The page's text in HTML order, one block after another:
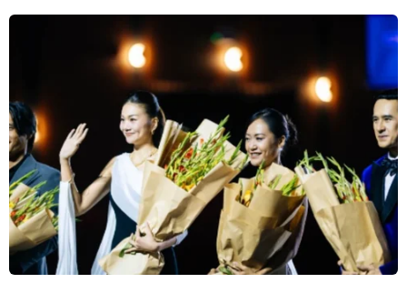
Huấn luyện viên Ole Gunnar Solskjaer mới đây đã xác
nhận Manchester United sẽ thiếu vắng năm cầu thủ
trong chuyến đi Paris để tham dự trận mở màn vòng
bảng UEFA Champions League với PSG.